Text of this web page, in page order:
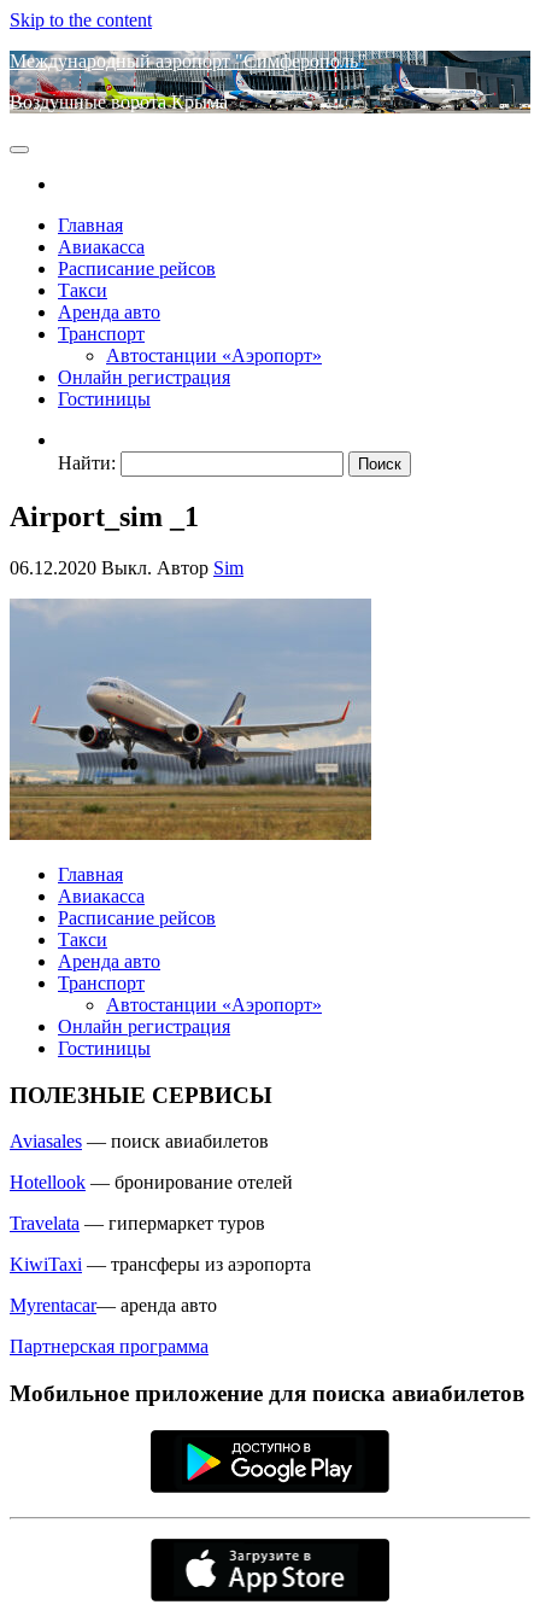
Skip to the content
Международный аэропорт "Симферополь"
Воздушные ворота Крыма
Главная
Авиакасса
Расписание рейсов
Такси
Аренда авто
Транспорт
Автостанции «Аэропорт»
Онлайн регистрация
Гостиницы
Найти:
Airport_sim _1
06.12.2020 Выкл. Автор Sim
Главная
Авиакасса
Расписание рейсов
Такси
Аренда авто
Транспорт
Автостанции «Аэропорт»
Онлайн регистрация
Гостиницы
ПОЛЕЗНЫЕ СЕРВИСЫ
Aviasales — поиск авиабилетов
Hotellook — бронирование отелей
Travelata — гипермаркет туров
KiwiTaxi — трансферы из аэропорта
Myrentacar— аренда авто
Партнерская программа
Мобильное приложение для поиска авиабилетов